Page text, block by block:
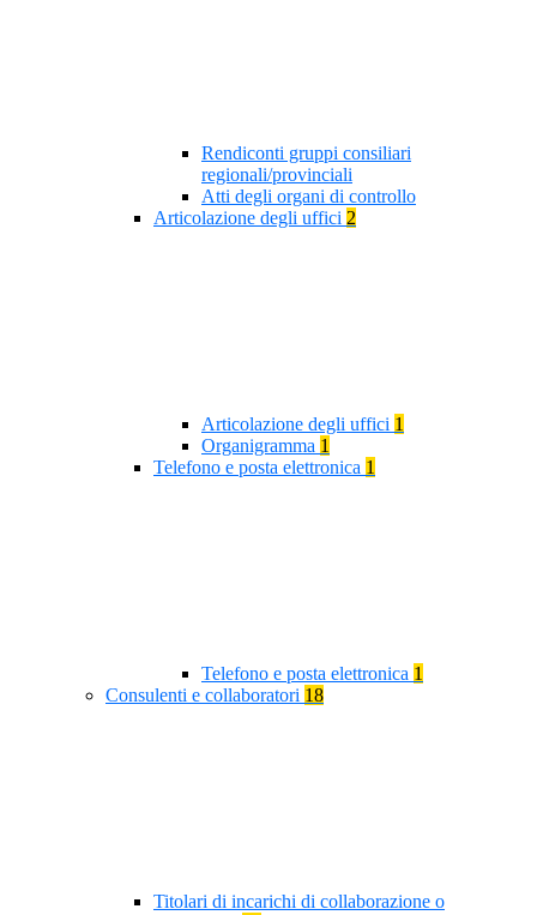
Rendiconti gruppi consiliari
regionali/provinciali
Atti degli organi di controllo
Articolazione degli uffici 2
Articolazione degli uffici 1
Organigramma 1
Telefono e posta elettronica 1
Telefono e posta elettronica 1
Consulenti e collaboratori 18
Titolari di incarichi di collaborazione o